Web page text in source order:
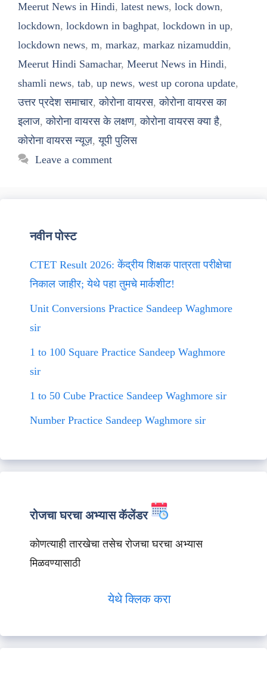
Meerut News in Hindi, latest news, lock down,
lockdown, lockdown in baghpat, lockdown in up,
lockdown news, m, markaz, markaz nizamuddin,
Meerut Hindi Samachar, Meerut News in Hindi,
shamli news, tab, up news, west up corona update,
उत्तर प्रदेश समाचार,कोरोना वायरस,कोरोना वायरस का
इलाज,कोरोना वायरस के लक्षण,कोरोना वायरस क्या है,
कोरोना वायरस न्यूज़,यूपी पुलिस
Leave a comment
नवीन पोस्ट
CTET Result 2026: केंद्रीय शिक्षक पात्रता परीक्षेचा
निकाल जाहीर; येथे पहा तुमचे मार्कशीट!
Unit Conversions Practice Sandeep Waghmore
sir
1 to 100 Square Practice Sandeep Waghmore
sir
1 to 50 Cube Practice Sandeep Waghmore sir
Number Practice Sandeep Waghmore sir
रोजचा घरचा अभ्यास कॅलेंडर
कोणत्याही तारखेचा तसेच रोजचा घरचा अभ्यास
मिळवण्यासाठी
येथे क्लिक करा